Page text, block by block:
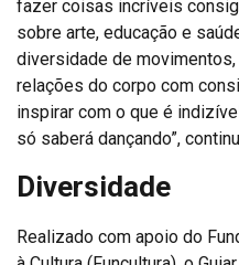
fazer coisas incríveis
sobre arte, educação e
diversidade de
relações do corpo com
inspirar com o que é
só saberá dançando”,
Diversidade
Realizado com apoio do